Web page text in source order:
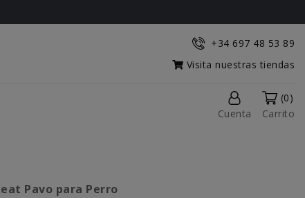
+34 697 48 53 89
Visita nuestras tiendas
Cuenta
(0)
Carrito
Pavo para Perro